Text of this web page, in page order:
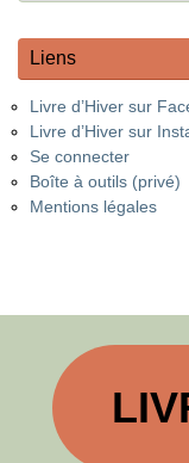
Liens
Livre d’Hiver sur
Livre d’Hiver sur
Se connecter
Boîte à outils (privé)
Mentions légales